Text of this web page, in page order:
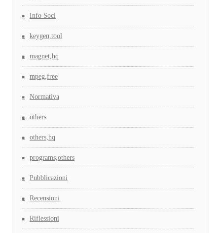
Info Soci
keygen,tool
magnet,hq
mpeg,free
Normativa
others
others,hq
programs,others
Pubblicazioni
Recensioni
Riflessioni